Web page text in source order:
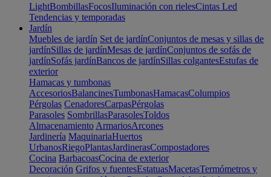
LightBombillasFocosIluminación con rielesCintas Led
Tendencias y temporadas
Jardín
Muebles de jardín Set de jardínConjuntos de mesas y sillas de
jardínSillas de jardínMesas de jardínConjuntos de sofás de
jardínSofás jardínBancos de jardínSillas colgantesEstufas de
exterior
Hamacas y tumbonas
AccesoriosBalancinesTumbonasHamacasColumpios
Pérgolas CenadoresCarpasPérgolas
Parasoles SombrillasParasolesToldos
Almacenamiento ArmariosArcones
Jardinería MaquinariaHuertos
UrbanosRiegoPlantasJardinerasCompostadores
Cocina BarbacoasCocina de exterior
Decoración Grifos y fuentesEstatuasMacetasTermómetros y